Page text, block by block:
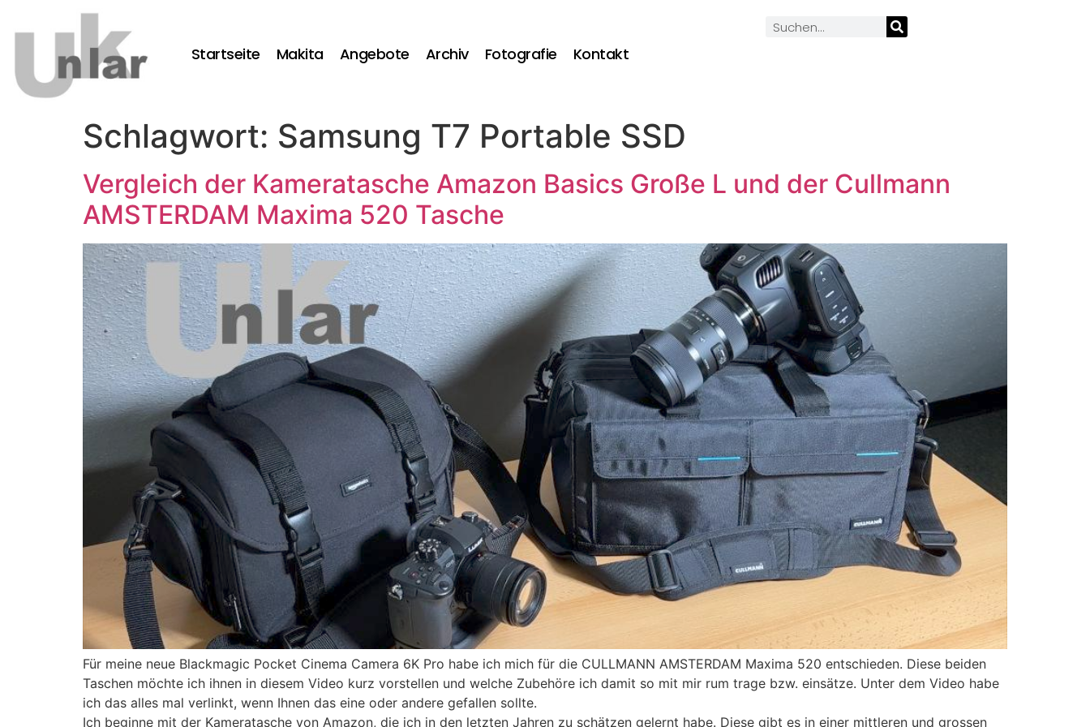
Startseite Makita Angebote Archiv Fotografie Kontakt
Schlagwort: Samsung T7 Portable SSD
Vergleich der Kameratasche Amazon Basics Große L und der Cullmann
AMSTERDAM Maxima 520 Tasche
Für meine neue Blackmagic Pocket Cinema Camera 6K Pro habe ich mich für die CULLMANN AMSTERDAM Maxima 520 entschieden. Diese beiden
Taschen möchte ich ihnen in diesem Video kurz vorstellen und welche Zubehöre ich damit so mit mir rum trage bzw. einsätze. Unter dem Video habe
ich das alles mal verlinkt, wenn Ihnen das eine oder andere gefallen sollte.
Ich beginne mit der Kameratasche von Amazon, die ich in den letzten Jahren zu schätzen gelernt habe. Diese gibt es in einer mittleren und grossen